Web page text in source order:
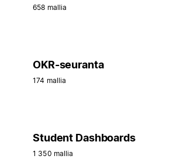
658 mallia
OKR-seuranta
174 mallia
Student Dashboards
1 350 mallia